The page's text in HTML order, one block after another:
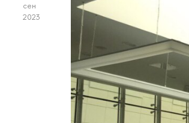
сен
2023